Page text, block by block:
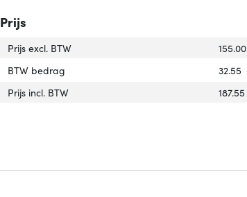
Prijs
Prijs excl. BTW
155.00
BTW bedrag
32.55
Prijs incl. BTW
187.55